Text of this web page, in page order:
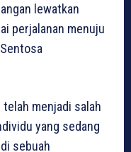
lewatkan
perjalanan menuju
menjadi salah
yang sedang
sebuah